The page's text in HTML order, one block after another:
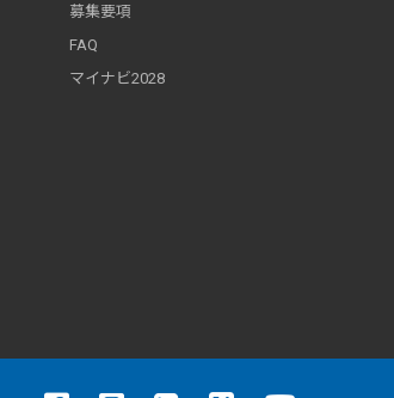
募集要項
FAQ
マイナビ2028